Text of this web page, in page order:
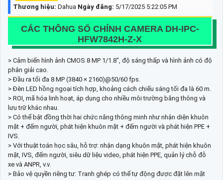
Thương hiệu: Dahua Ngày đăng: 5/17/2025 5:22:05 PM
CÁC THÔNG SỐ CHÍNH CAMERA DH-IPC-
HFW7842H-Z-X
> Cảm biến hình ảnh CMOS 8 MP 1/1.8", độ sáng thấp và hình ảnh có độ
phân giải cao.
> Đầu ra tối đa 8 MP (3840 × 2160)@50/60 fps.
> Đèn LED hồng ngoại tích hợp, khoảng cách chiếu sáng tối đa là 60 m.
> ROI, mã hóa linh hoạt, áp dụng cho nhiều môi trường băng thông và
lưu trữ khác nhau.
> Có thể bật đồng thời hai chức năng thông minh như nhận diện khuôn
mặt + đếm người, phát hiện khuôn mặt + đếm người và phát hiện PPE +
IVS.
> Với thuật toán học sâu, hỗ trợ: nhận dạng khuôn mặt, phát hiện khuôn
mặt, IVS, đếm người, siêu dữ liệu video, phát hiện PPE, quản lý chỗ đỗ
xe và ANPR, v.v.
> Bảo vệ quyền riêng tư: Tranh ghép có thể tự động được đặt lên mặt